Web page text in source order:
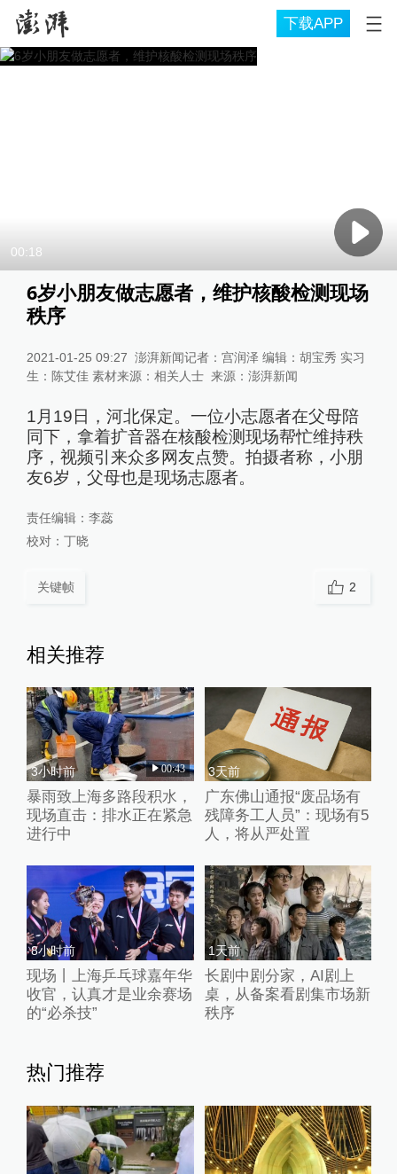
下载APP
00:18
6岁小朋友做志愿者，维护核酸检测现场
秩序
2021-01-25 09:27 澎湃新闻记者：宫润泽 编辑：胡宝秀 实习
生：陈艾佳 素材来源：相关人士 来源： 澎湃新闻
1月19日，河北保定。一位小志愿者在父母陪
同下，拿着扩音器在核酸检测现场帮忙维持秩
序，视频引来众多网友点赞。拍摄者称，小朋
友6岁，父母也是现场志愿者。
责任编辑： 李蕊
校对： 丁晓
关键帧 2
相关推荐
3小时前 00:43
暴雨致上海多路段积水，
现场直击：排水正在紧急
进行中
3天前
广东佛山通报“废品场有
残障务工人员”：现场有5
人，将从严处置
8小时前
现场丨上海乒乓球嘉年华
收官，认真才是业余赛场
的“必杀技”
1天前
长剧中剧分家，AI剧上
桌，从备案看剧集市场新
秩序
热门推荐